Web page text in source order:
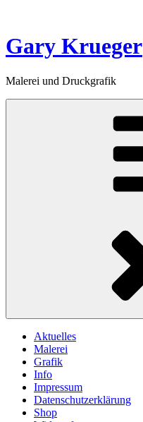
springen
Gary Krueger
Malerei und Druckgrafik
Aktuelles
Malerei
Grafik
Info
Impressum
Datenschutzerklärung
Shop